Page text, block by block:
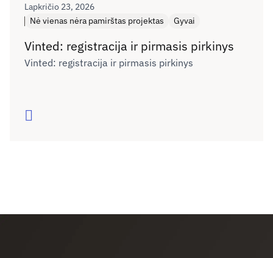
Lapkričio 23, 2026
Nė vienas nėra pamirštas projektas
Gyvai
Vinted: registracija ir pirmasis pirkinys
Vinted: registracija ir pirmasis pirkinys
Skaityti